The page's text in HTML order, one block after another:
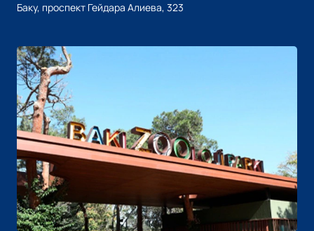
Баку, проспект Гейдара Алиева, 323